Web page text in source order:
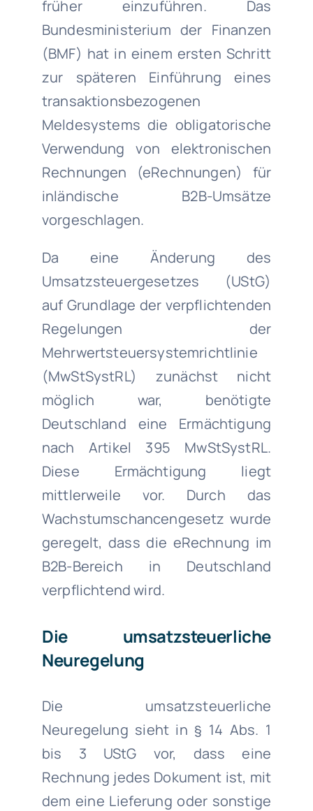
früher einzuführen. Das
Bundesministerium der Finanzen
(BMF) hat in einem ersten Schritt
zur späteren Einführung eines
transaktionsbezogenen
Meldesystems die obligatorische
Verwendung von elektronischen
Rechnungen (eRechnungen) für
inländische B2B-Umsätze
vorgeschlagen.
Da eine Änderung des
Umsatzsteuergesetzes (UStG)
auf Grundlage der verpflichtenden
Regelungen der
Mehrwertsteuersystemrichtlinie
(MwStSystRL) zunächst nicht
möglich war, benötigte
Deutschland eine Ermächtigung
nach Artikel 395 MwStSystRL.
Diese Ermächtigung liegt
mittlerweile vor. Durch das
Wachstumschancengesetz wurde
geregelt, dass die eRechnung im
B2B-Bereich in Deutschland
verpflichtend wird.
Die umsatzsteuerliche
Neuregelung
Die umsatzsteuerliche
Neuregelung sieht in § 14 Abs. 1
bis 3 UStG vor, dass eine
Rechnung jedes Dokument ist, mit
dem eine Lieferung oder sonstige